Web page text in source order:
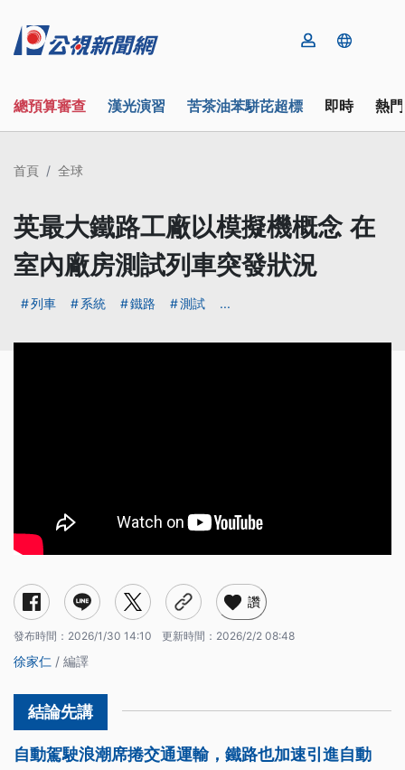
總預算審查 漢光演習 苦茶油苯駢芘超標 即時 熱
首頁 全球
英最大鐵路工廠以模擬機概念 在
室內廠房測試列車突發狀況
列車 系統 鐵路 測試 ...
讚
發布時間： 2026/1/30 14:10 更新時間： 2026/2/2 08:48
徐家仁 / 編譯
自動駕駛浪潮席捲交通運輸，鐵路也加速引進自動